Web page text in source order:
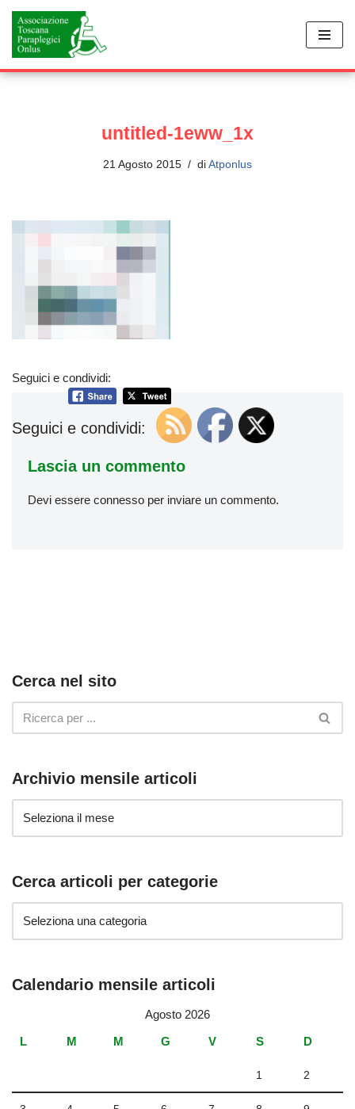
Vai
al
contenuto
untitled-1eww_1x
21 Agosto 2015 di Atponlus
Seguici e condividi:
Seguici e condividi:
Lascia un commento
Devi essere connesso per inviare un commento.
Cerca nel sito
Archivio mensile articoli
Cerca articoli per categorie
Calendario mensile articoli
Agosto 2026
L
M M G V S D
1 2